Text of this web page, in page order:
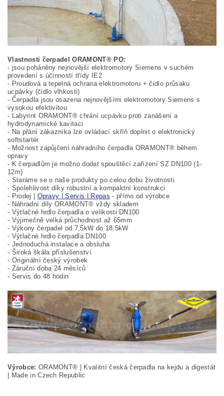
Vlastnosti čerpadel ORAMONT® PO:
- jsou poháněny nejnovější elektromotory Siemens v suchém
provedení s účinností třídy IE2
- Proudová a tepelná ochrana elektromotoru + čidlo průsaku
ucpávky (čidlo vlhkosti)
- Čerpadla jsou osazena nejnovějšími elektromotory Siemens s
vysokou efektivitou
- Labyrint ORAMONT® chrání ucpávku proti zanášení a
hydrodynamické kavitaci
- Na přání zákazníka lze ovládací skříň doplnit o elektronický
softstartér
- Možnost zapůjčení náhradního čerpadla ORAMONT® během
opravy
- K čerpadlům je možno dodat spouštěcí zařízení SZ DN100 (1-
12m)
- Staráme se o naše produkty po celou dobu životnosti
- Spolehlivost díky robustní a kompaktní konstrukci
- Prodej | Opravy | Servis | Repas - přímo od výrobce
- Náhradní díly ORAMONT® vždy skladem
- Výtlačné hrdlo čerpadla o velikosti DN100
- Výjimečně velká průchodnost až 65mm
- Výkony čerpadel od 7,5kW do 18,5kW
- Výtlačné hrdlo čerpadla DN100
- Jednoduchá instalace a obsluha
- Široká škála příslušenství
- Originální český výrobek
- Záruční doba 24 měsíců
- Servis do 48 hodin
Výrobce: ORAMONT® | Kvalitní česká čerpadla na kejdu a digestát
| Made in Czech Republic